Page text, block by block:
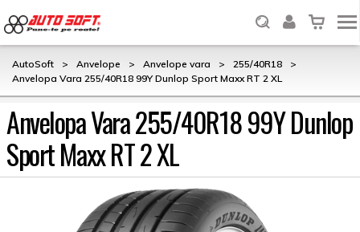
AutoSoft > Anvelope > Anvelope vara > 255/40R18
>
Anvelopa Vara 255/40R18 99Y Dunlop Sport Maxx RT 2 XL
Anvelopa Vara 255/40R18 99Y Dunlop
Sport Maxx RT 2 XL